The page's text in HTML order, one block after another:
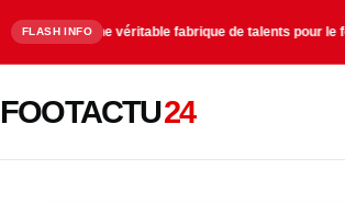
FLASH INFO
véritable fabrique de talents pour le football
FOOTACTU24
Coupe du monde